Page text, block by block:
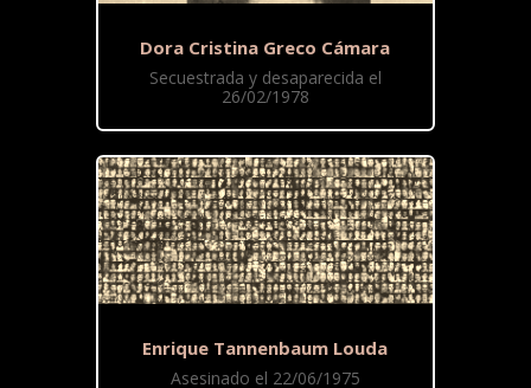
Dora Cristina Greco Cámara
Secuestrada y desaparecida el
26/02/1978
Enrique Tannenbaum Louda
Asesinado el 22/06/1975